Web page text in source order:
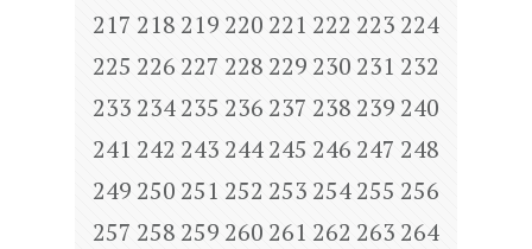
217 218 219 220 221 222 223 224
225 226 227 228 229 230 231 232
233 234235 236 237 238 239 240
241 242 243 244245 246 247 248
249 250 251 252 253 254255 256
257 258 259 260 261 262 263 264